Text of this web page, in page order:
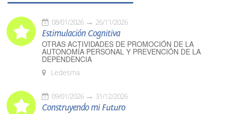
08/01/2026 26/11/2026
Estimulación Cognitiva
OTRAS ACTIVIDADES DE PROMOCIÓN DE LA
AUTONOMÍA PERSONAL Y PREVENCIÓN DE LA
DEPENDENCIA
Ledesma
09/01/2026 31/12/2026
Construyendo mi Futuro